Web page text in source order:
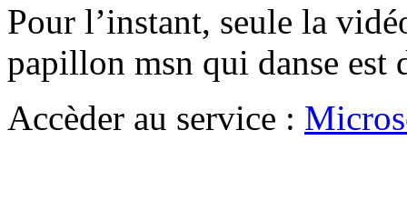
Pour l’instant, seule la
papillon msn qui danse est
Accèder au service :